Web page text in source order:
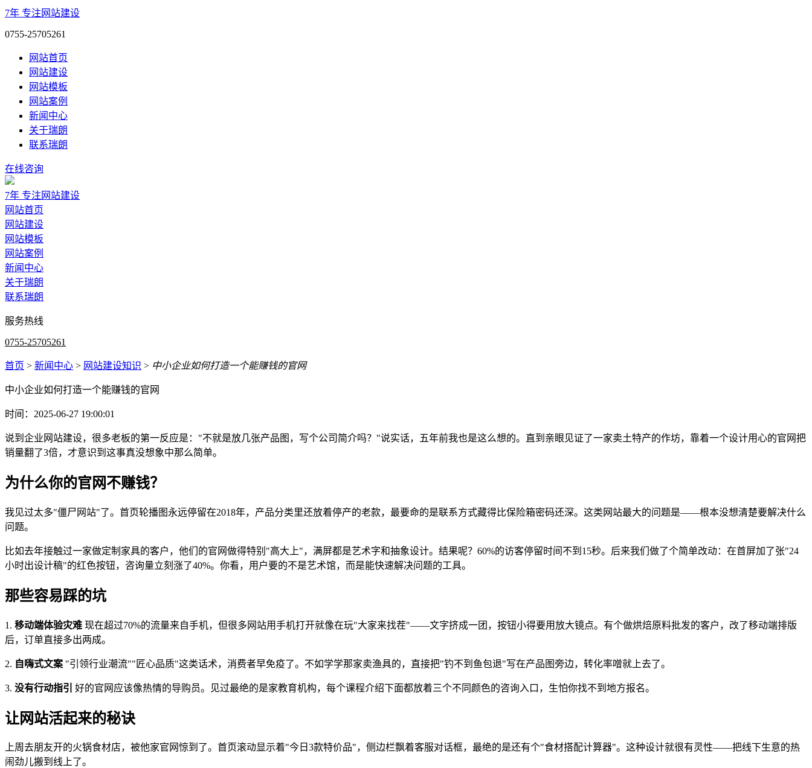
7年 专注网站建设
0755-25705261
网站首页
网站建设
网站模板
网站案例
新闻中心
关于瑞朗
联系瑞朗
在线咨询
7年 专注网站建设
网站首页
网站建设
网站模板
网站案例
新闻中心
关于瑞朗
联系瑞朗
服务热线
0755-25705261
首页 > 新闻中心 > 网站建设知识 > 中小企业如何打造一个能赚钱的官网
中小企业如何打造一个能赚钱的官网
时间：2025-06-27 19:00:01
说到企业网站建设，很多老板的第一反应是："不就是放几张产品图，写个公司简介吗？"说实话，五年前我也是这么想的。直到亲眼见证了一家卖土特产的作坊，靠着一个设计用心的官网把
销量翻了3倍，才意识到这事真没想象中那么简单。
为什么你的官网不赚钱？
我见过太多"僵尸网站"了。首页轮播图永远停留在2018年，产品分类里还放着停产的老款，最要命的是联系方式藏得比保险箱密码还深。这类网站最大的问题是——根本没想清楚要解决什么
问题。
比如去年接触过一家做定制家具的客户，他们的官网做得特别"高大上"，满屏都是艺术字和抽象设计。结果呢？60%的访客停留时间不到15秒。后来我们做了个简单改动：在首屏加了张"24
小时出设计稿"的红色按钮，咨询量立刻涨了40%。你看，用户要的不是艺术馆，而是能快速解决问题的工具。
那些容易踩的坑
1. 移动端体验灾难 现在超过70%的流量来自手机，但很多网站用手机打开就像在玩"大家来找茬"——文字挤成一团，按钮小得要用放大镜点。有个做烘焙原料批发的客户，改了移动端排版
后，订单直接多出两成。
2. 自嗨式文案 "引领行业潮流""匠心品质"这类话术，消费者早免疫了。不如学学那家卖渔具的，直接把"钓不到鱼包退"写在产品图旁边，转化率噌就上去了。
3. 没有行动指引 好的官网应该像热情的导购员。见过最绝的是家教育机构，每个课程介绍下面都放着三个不同颜色的咨询入口，生怕你找不到地方报名。
让网站活起来的秘诀
上周去朋友开的火锅食材店，被他家官网惊到了。首页滚动显示着"今日3款特价品"，侧边栏飘着客服对话框，最绝的是还有个"食材搭配计算器"。这种设计就很有灵性——把线下生意的热
闹劲儿搬到线上了。